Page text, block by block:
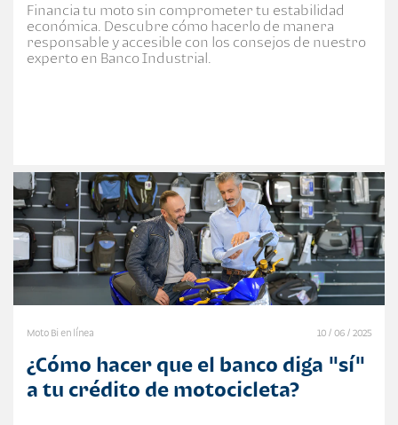
Financia tu moto sin comprometer tu estabilidad
económica. Descubre cómo hacerlo de manera
responsable y accesible con los consejos de nuestro
experto en Banco Industrial.
Moto Bi en línea 10 / 06 / 2025
¿Cómo hacer que el banco diga "sí"
a tu crédito de motocicleta?